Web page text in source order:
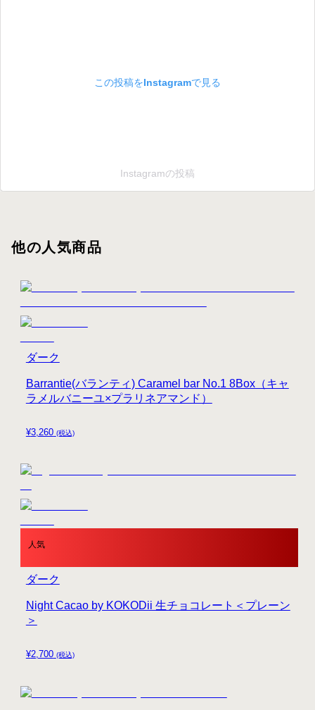
この投稿をInstagramで見る
Instagramの投稿
他の人気商品
¥3,260 (税込)
Barrantie(バランティ) Caramel bar No.1 8Box（キャ
ラメルバニーユ×プラリネアマンド）
ダーク
人気
¥2,700 (税込)
Night Cacao by KOKODii 生チョコレート＜プレーン
＞
ダーク